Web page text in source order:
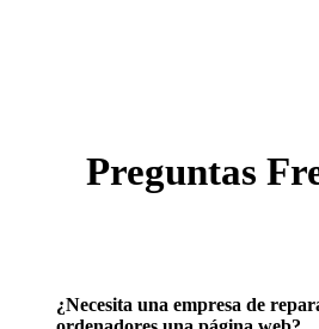
Preguntas
¿Necesita una empresa de